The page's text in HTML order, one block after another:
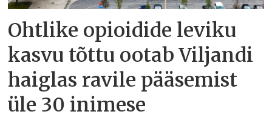
Ohtlike opioidide leviku
kasvu tõttu ootab Viljandi
haiglas ravile pääsemist
üle 30 inimese